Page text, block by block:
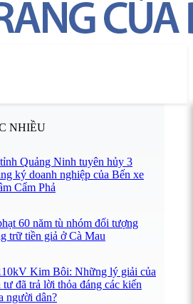
NHIỀU
Quảng Ninh tuyên hủy 3
ký doanh nghiệp của Bến xe
Cẩm Phả
60 năm tù nhóm đối tượng
trữ tiền giả ở Cà Mau
Kim Bôi: Những lý giải của
tư đã trả lời thỏa đáng các kiến
người dân?